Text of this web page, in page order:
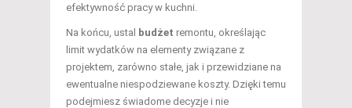
efektywność pracy w kuchni.
Na końcu, ustal budżet remontu, określając
limit wydatków na elementy związane z
projektem, zarówno stałe, jak i przewidziane na
ewentualne niespodziewane koszty. Dzięki temu
podejmiesz świadome decyzje i nie